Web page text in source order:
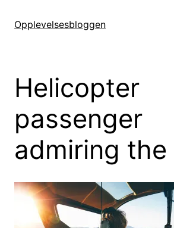
Opplevelsesbloggen
Helicopter
passenger
admiring the